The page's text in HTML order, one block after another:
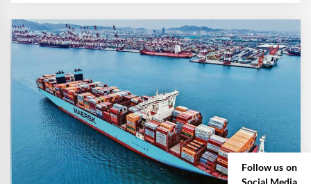
Follow us on
Social Media